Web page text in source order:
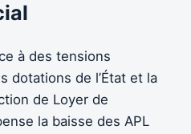
à des tensions
dotations de l’État et la
de Loyer de
la baisse des APL